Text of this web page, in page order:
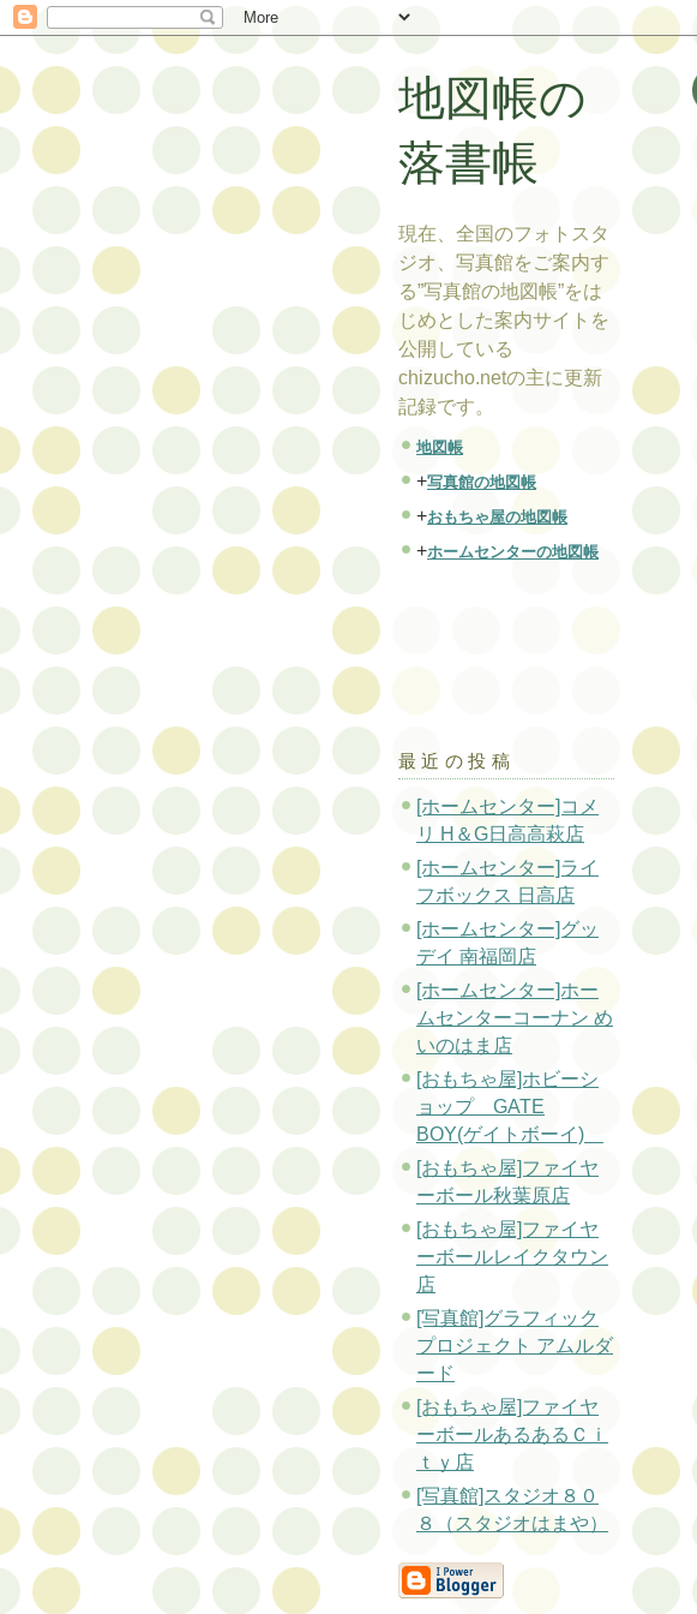
地図帳の
落書帳
現在、全国のフォトスタ
ジオ、写真館をご案内す
る”写真館の地図帳”をは
じめとした案内サイトを
公開している
chizucho.netの主に更新
記録です。
地図帳
+写真館の地図帳
+おもちゃ屋の地図帳
+ホームセンターの地図帳
最近の投稿
[ホームセンター]コメ
リ H＆G日高高萩店
[ホームセンター]ライ
フボックス 日高店
[ホームセンター]グッ
デイ 南福岡店
[ホームセンター]ホー
ムセンターコーナン め
いのはま店
[おもちゃ屋]ホビーシ
ョップ GATE
BOY(ゲイトボーイ)
[おもちゃ屋]ファイヤ
ーボール秋葉原店
[おもちゃ屋]ファイヤ
ーボールレイクタウン
店
[写真館]グラフィック
プロジェクト アムルダ
ード
[おもちゃ屋]ファイヤ
ーボールあるあるＣｉ
ｔｙ店
[写真館]スタジオ８０
８（スタジオはまや）